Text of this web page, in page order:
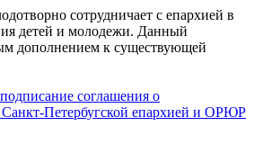
сотрудничает с епархией в
детей и молодежи. Данный
дополнением к существующей